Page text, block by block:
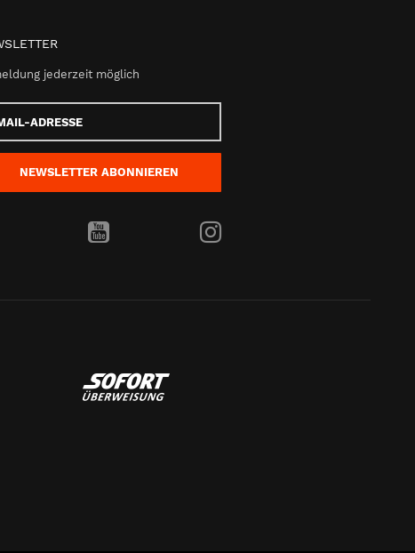
jederzeit möglich
NEWSLETTER ABONNIEREN